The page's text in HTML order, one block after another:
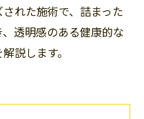
れた施術で、詰まった
透明感のある健康的な
説します。